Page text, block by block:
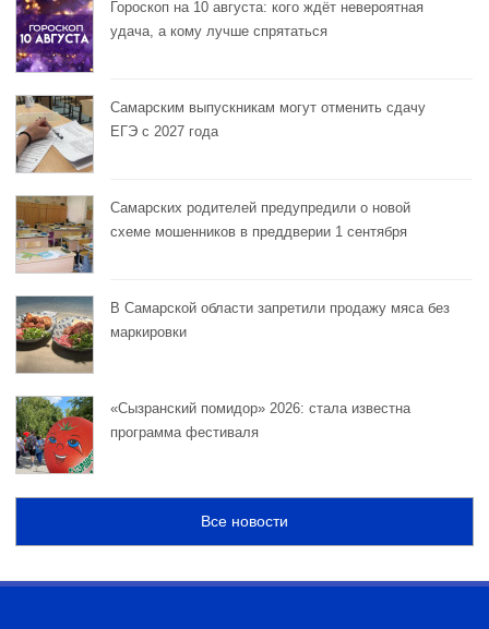
Гороскоп на 10 августа: кого ждёт невероятная
удача, а кому лучше спрятаться
Самарским выпускникам могут отменить сдачу
ЕГЭ с 2027 года
Самарских родителей предупредили о новой
схеме мошенников в преддверии 1 сентября
В Самарской области запретили продажу мяса без
маркировки
«Сызранский помидор» 2026: стала известна
программа фестиваля
Все новости